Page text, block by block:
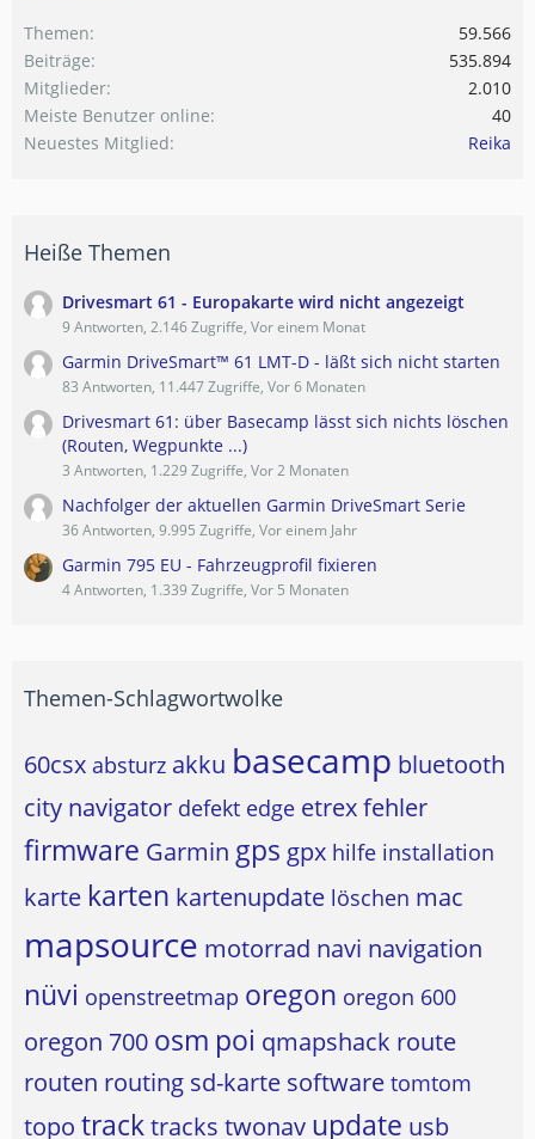
Themen
59.566
Beiträge
535.894
Mitglieder
2.010
Meiste Benutzer online
40
Neuestes Mitglied
Reika
Heiße Themen
Drivesmart 61 - Europakarte wird nicht angezeigt
9 Antworten, 2.146 Zugriffe, Vor einem Monat
Garmin DriveSmart™ 61 LMT-D - läßt sich nicht starten
83 Antworten, 11.447 Zugriffe, Vor 6 Monaten
Drivesmart 61: über Basecamp lässt sich nichts löschen
(Routen, Wegpunkte ...)
3 Antworten, 1.229 Zugriffe, Vor 2 Monaten
Nachfolger der aktuellen Garmin DriveSmart Serie
36 Antworten, 9.995 Zugriffe, Vor einem Jahr
Garmin 795 EU - Fahrzeugprofil fixieren
4 Antworten, 1.339 Zugriffe, Vor 5 Monaten
Themen-Schlagwortwolke
60csx absturz akku basecamp bluetooth
city navigator defekt edge etrexfehler
firmware Garmin gps gpx hilfe installation
karte karten kartenupdate löschen mac
mapsource motorrad navi navigation
nüvi openstreetmap oregon oregon 600
oregon 700 osm poi qmapshack route
routen routing sd-karte software tomtom
topo tracktracks twonav update usb